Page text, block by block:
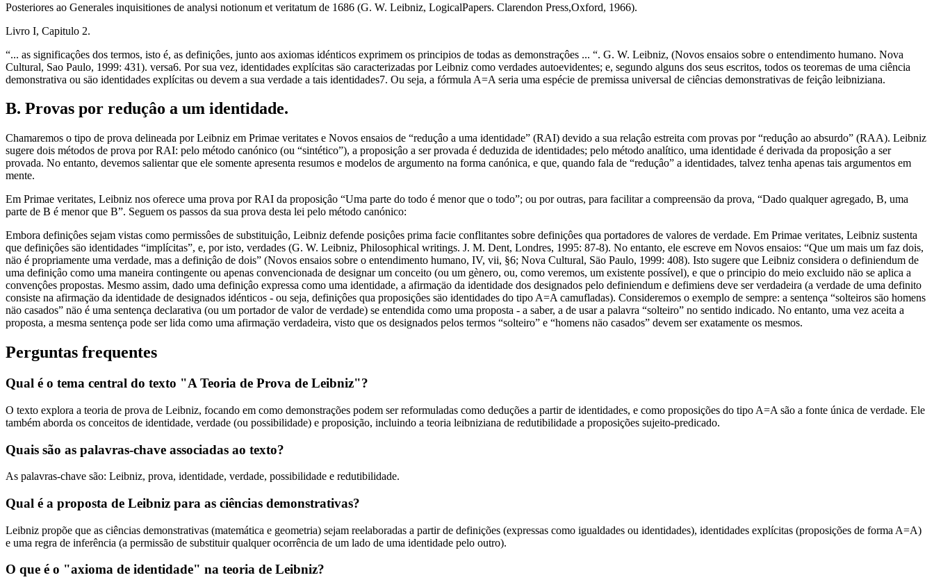
Posteriores ao Generales inquisitiones de analysi notionum et veritatum de 1686 (G. W. Leibniz, LogicalPapers. Clarendon Press,Oxford, 1966).
Livro I, Capitulo 2.
“... as significaçôes dos termos, isto é, as definiçôes, junto aos axiomas idénticos exprimem os principios de todas as demonstraçôes ... “. G. W. Leibniz, (Novos ensaios sobre o entendimento humano. Nova
Cultural, Sao Paulo, 1999: 431). versa6. Por sua vez, identidades explícitas säo caracterizadas por Leibniz como verdades autoevidentes; e, segundo alguns dos seus escritos, todos os teoremas de uma ciência
demonstrativa ou säo identidades explícitas ou devem a sua verdade a tais identidades7. Ou seja, a fórmula A=A seria uma espécie de premissa universal de ciências demonstrativas de feiçâo leibniziana.
B. Provas por reduçâo a um identidade.
Chamaremos o tipo de prova delineada por Leibniz em Primae veritates e Novos ensaios de “reduçâo a uma identidade” (RAI) devido a sua relaçâo estreita com provas por “reduçâo ao absurdo” (RAA). Leibniz
sugere dois métodos de prova por RAI: pelo método canónico (ou “sintético”), a proposiçâo a ser provada é deduzida de identidades; pelo método analítico, uma identidade é derivada da proposiçâo a ser
provada. No entanto, devemos salientar que ele somente apresenta resumos e modelos de argumento na forma canónica, e que, quando fala de “reduçâo” a identidades, talvez tenha apenas tais argumentos em
mente.
Em Primae veritates, Leibniz nos oferece uma prova por RAI da proposiçâo “Uma parte do todo é menor que o todo”; ou por outras, para facilitar a compreensäo da prova, “Dado qualquer agregado, B, uma
parte de B é menor que B”. Seguem os passos da sua prova desta lei pelo método canónico:
Embora definiçôes sejam vistas como permissôes de substituiçâo, Leibniz defende posiçôes prima facie conflitantes sobre definiçôes qua portadores de valores de verdade. Em Primae veritates, Leibniz sustenta
que definiçôes säo identidades “implícitas”, e, por isto, verdades (G. W. Leibniz, Philosophical writings. J. M. Dent, Londres, 1995: 87-8). No entanto, ele escreve em Novos ensaios: “Que um mais um faz dois,
näo é propriamente uma verdade, mas a definiçâo de dois” (Novos ensaios sobre o entendimento humano, IV, vii, §6; Nova Cultural, Säo Paulo, 1999: 408). Isto sugere que Leibniz considera o definiendum de
uma definiçâo como uma maneira contingente ou apenas convencionada de designar um conceito (ou um gènero, ou, como veremos, um existente possível), e que o principio do meio excluido näo se aplica a
convençôes propostas. Mesmo assim, dado uma definiçâo expressa como uma identidade, a afirmaçäo da identidade dos designados pelo definiendum e defimiens deve ser verdadeira (a verdade de uma definito
consiste na afirmaçäo da identidade de designados idénticos - ou seja, definiçôes qua proposiçôes säo identidades do tipo A=A camufladas). Consideremos o exemplo de sempre: a sentença “solteiros säo homens
näo casados” näo é uma sentença declarativa (ou um portador de valor de verdade) se entendida como uma proposta - a saber, a de usar a palavra “solteiro” no sentido indicado. No entanto, uma vez aceita a
proposta, a mesma sentença pode ser lida como uma afirmaçäo verdadeira, visto que os designados pelos termos “solteiro” e “homens näo casados” devem ser exatamente os mesmos.
Perguntas frequentes
Qual é o tema central do texto "A Teoria de Prova de Leibniz"?
O texto explora a teoria de prova de Leibniz, focando em como demonstrações podem ser reformuladas como deduções a partir de identidades, e como proposições do tipo A=A são a fonte única de verdade. Ele
também aborda os conceitos de identidade, verdade (ou possibilidade) e proposição, incluindo a teoria leibniziana de redutibilidade a proposições sujeito-predicado.
Quais são as palavras-chave associadas ao texto?
As palavras-chave são: Leibniz, prova, identidade, verdade, possibilidade e redutibilidade.
Qual é a proposta de Leibniz para as ciências demonstrativas?
Leibniz propõe que as ciências demonstrativas (matemática e geometria) sejam reelaboradas a partir de definições (expressas como igualdades ou identidades), identidades explícitas (proposições de forma A=A)
e uma regra de inferência (a permissão de substituir qualquer ocorrência de um lado de uma identidade pelo outro).
O que é o "axioma de identidade" na teoria de Leibniz?